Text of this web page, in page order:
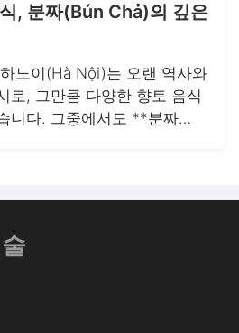
, 분짜(Bún Chả)의 깊은
노이(Hà Nội)는 오랜 역사와
로, 그만큼 다양한 향토 음식
니다. 그중에서도 **분짜
먹는 요리로, 단순하지만 깊
인 음식입니다.